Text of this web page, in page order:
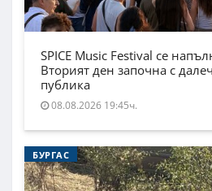
SPICE Music Festival се
Вторият ден започна с
публика
08.08.2026 19:45ч.
БУРГАС